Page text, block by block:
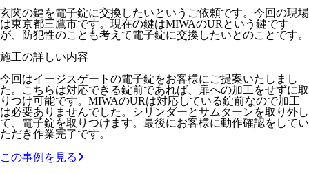
玄関の鍵を電子錠に交換したいというご依頼です。今回の現場
は東京都三鷹市です。現在の鍵はMIWAのURという鍵です
が、防犯性のことも考えて電子錠に交換したいとのことです。
施工の詳しい内容
今回はイージスゲートの電子錠をお客様にご提案いたしまし
た。こちらは対応できる錠前であれば、扉への加工をせずに取
りつけ可能です。MIWAのURは対応している錠前なので加工
は必要ありませんでした。シリンダーとサムターンを取り外し
て、電子錠を取りつけます。最後にお客様に動作確認をしてい
ただき作業完了です。
この事例を見る